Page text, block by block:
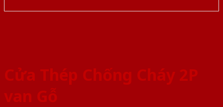
Cửa Thép Chống Cháy 2P
van Gỗ